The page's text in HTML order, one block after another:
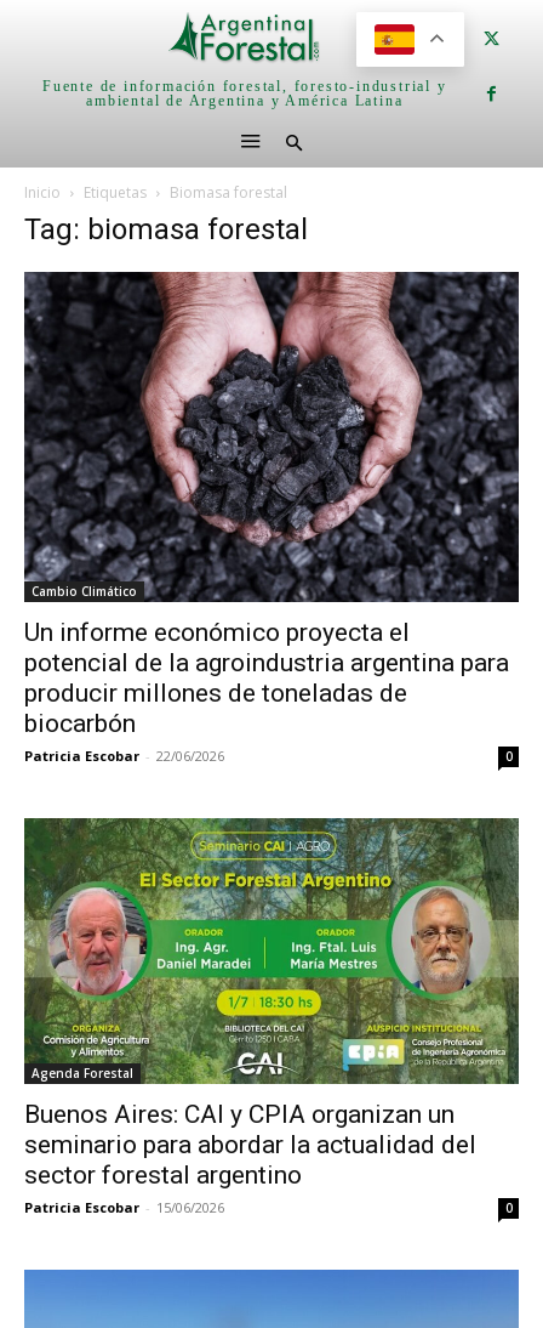
Fuente de información forestal, foresto-industrial y
ambiental de Argentina y América Latina
Inicio Etiquetas Biomasa forestal
Tag: biomasa forestal
Cambio Climático
Un informe económico proyecta el
potencial de la agroindustria argentina para
producir millones de toneladas de
biocarbón
Patricia Escobar - 22/06/2026 0
Agenda Forestal
Buenos Aires: CAI y CPIA organizan un
seminario para abordar la actualidad del
sector forestal argentino
Patricia Escobar - 15/06/2026 0